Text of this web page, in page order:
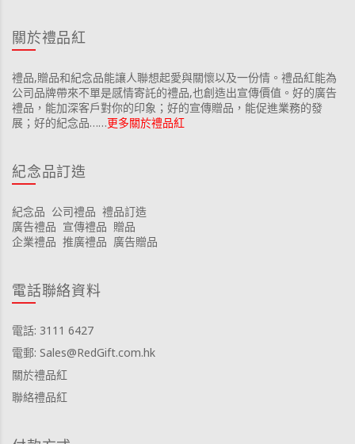
關於禮品紅
禮品,贈品和紀念品能讓人聯想起愛與關懷以及一份情。禮品紅能為
公司品牌帶來不單是感情寄託的禮品,也創造出宣傳價值。好的廣告
禮品，能加深客戶對你的印象；好的宣傳贈品，能促進業務的發
展；好的紀念品……更多關於禮品紅
紀念品訂造
紀念品 公司禮品 禮品訂造
廣告禮品 宣傳禮品 贈品
企業禮品 推廣禮品 廣告贈品
電話聯絡資料
電話: 3111 6427
電郵: Sales@RedGift.com.hk
關於禮品紅
聯絡禮品紅